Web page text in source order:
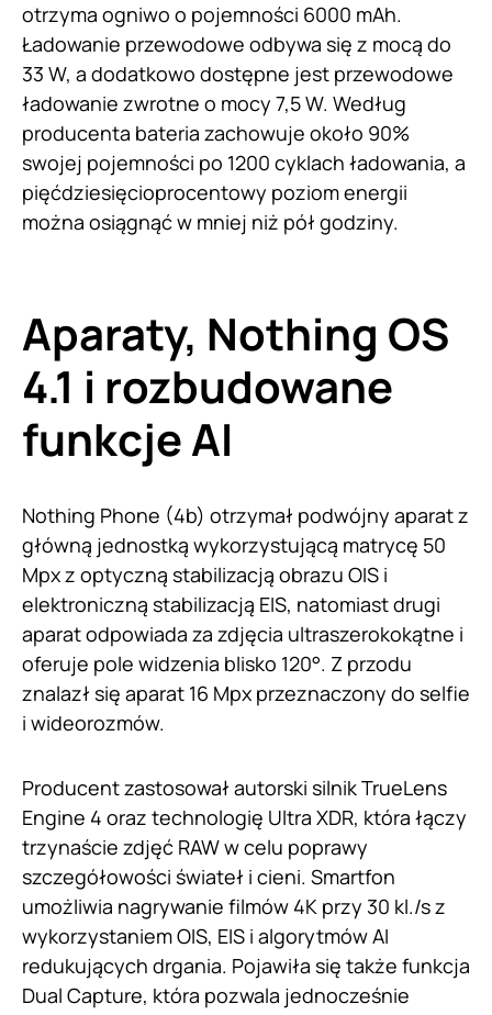
otrzyma ogniwo o pojemności 6000 mAh.
Ładowanie przewodowe odbywa się z mocą do
33 W, a dodatkowo dostępne jest przewodowe
ładowanie zwrotne o mocy 7,5 W. Według
producenta bateria zachowuje około 90%
swojej pojemności po 1200 cyklach ładowania, a
pięćdziesięcioprocentowy poziom energii
można osiągnąć w mniej niż pół godziny.
Aparaty, Nothing OS
4.1 i rozbudowane
funkcje AI
Nothing Phone (4b) otrzymał podwójny aparat z
główną jednostką wykorzystującą matrycę 50
Mpx z optyczną stabilizacją obrazu OIS i
elektroniczną stabilizacją EIS, natomiast drugi
aparat odpowiada za zdjęcia ultraszerokokątne i
oferuje pole widzenia blisko 120°. Z przodu
znalazł się aparat 16 Mpx przeznaczony do selfie
i wideorozmów.
Producent zastosował autorski silnik TrueLens
Engine 4 oraz technologię Ultra XDR, która łączy
trzynaście zdjęć RAW w celu poprawy
szczegółowości świateł i cieni. Smartfon
umożliwia nagrywanie filmów 4K przy 30 kl./s z
wykorzystaniem OIS, EIS i algorytmów AI
redukujących drgania. Pojawiła się także funkcja
Dual Capture, która pozwala jednocześnie